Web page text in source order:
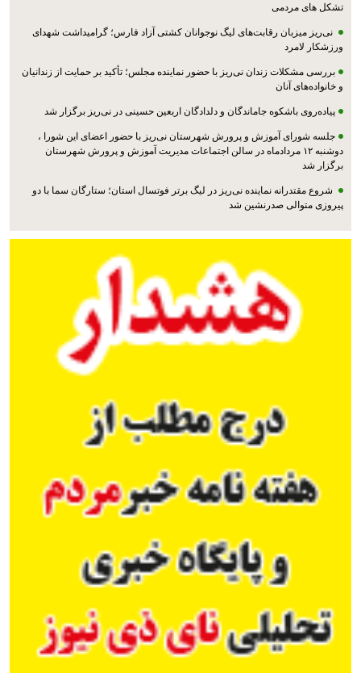
تشکل های مردمی
نی‌ریز میزبان رقابت‌های لیگ نوجوانان کشتی آزاد فارس؛ گرامیداشت شهدای
ورزشکار لامرد
بررسی مشکلات زندان نی‌ریز با حضور نماینده مجلس؛ تأکید بر حمایت از زندانیان
و خانواده‌های آنان
پیاده‌روی باشکوه جاماندگان و دلدادگان اربعین حسینی در نی‌ریز برگزار شد
جلسه شورای آموزش و پرورش شهرستان نی‌ریز با حضور اعضای این شورا ،
دوشنبه ۱۲ مردادماه در سالن اجتماعات مدیریت آموزش و پرورش شهرستان
برگزار شد
شروع مقتدرانه نماینده نی‌ریز در لیگ برتر فوتسال استان؛ ستارگان سما با دو
پیروزی متوالی صدرنشین شد